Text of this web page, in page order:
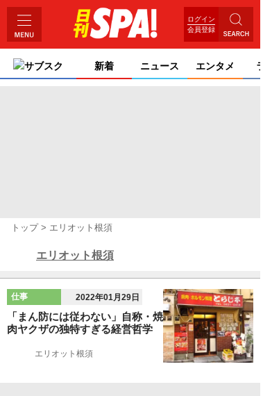
ログイン
会員登録
サブスク 新着 ニュース エンタメ
トップ エリオット根須
エリオット根須
仕事 2022年01月29日
「まん防には従わない」自称・焼
肉ヤクザの独特すぎる経営哲学
エリオット根須